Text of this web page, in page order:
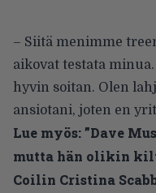
– Siitä menimme
aikovat testata
hyvin soitan. Olen
ansiotani, joten en
Lue myös:”Dave
mutta hän olikin
Coilin Cristina